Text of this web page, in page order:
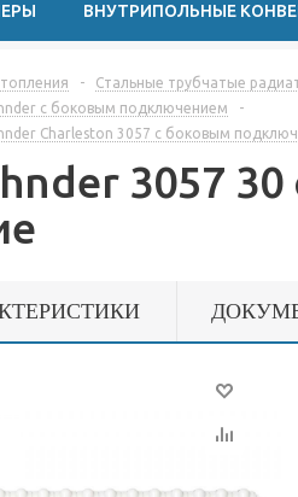
ВНУТРИПОЛЬНЫЕ
- Стальные трубчатые
с боковым подключением
-
Charleston 3057 с боковым
3057